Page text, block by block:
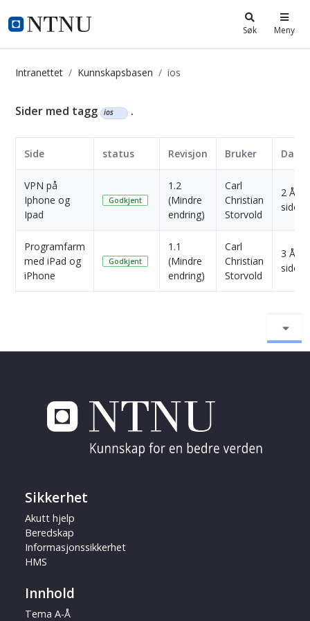
i.ntnu.no Søk Meny
Intranettet Kunnskapsbasen ios
Kunnskapsbasen
Sider med tagg ios .
Side status Revisjon Bruker Dato
VPN på
Iphone og
Ipad
Godkjent
1.2
(Mindre
endring)
Carl
Christian
Storvold
2 År
siden
Programfarm
med iPad og
iPhone
Godkjent
1.1
(Mindre
endring)
Carl
Christian
Storvold
3 År
siden
Sikkerhet
Akutt hjelp
Beredskap
Informasjonssikkerhet
HMS
Innhold
Tema A-Å